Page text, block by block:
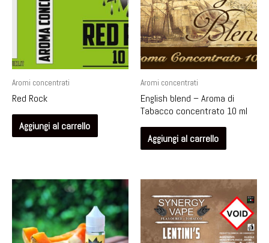
Aromi concentrati
Red Rock
Aggiungi al carrello
Aromi concentrati
English blend – Aroma di
Tabacco concentrato 10 ml
Aggiungi al carrello